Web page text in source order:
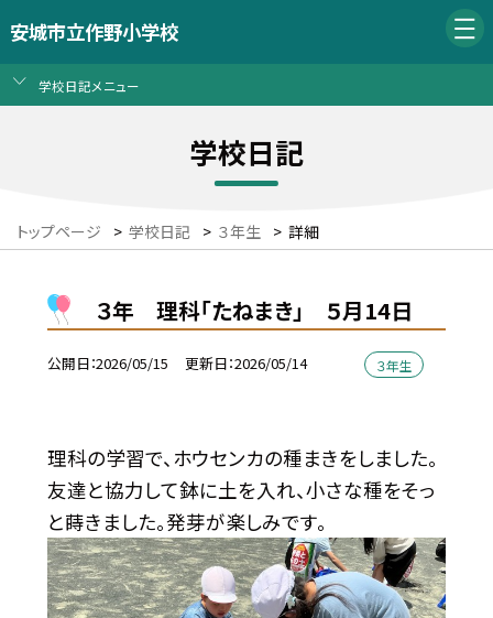
安城市立作野小学校
学校日記メニュー
学校日記
トップページ > 学校日記 > ３年生 > 詳細
３年 理科「たねまき」 ５月14日
公開日 2026/05/15 更新日 2026/05/14 ３年生
理科の学習で、ホウセンカの種まきをしました。
友達と協力して鉢に土を入れ、小さな種をそっ
と蒔きました。発芽が楽しみです。